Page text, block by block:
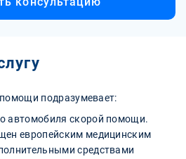
подразумевает:
автомобиля скорой помощи.
европейским медицинским
средствами